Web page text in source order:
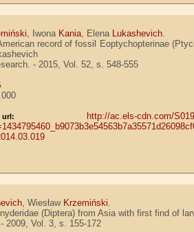
, Iwona Kania, Elena Lukashevich.
record of fossil Eoptychopterinae
- 2015, Vol. 52, s. 548-555
url:
http://ac.els-cdn.com/
, Wiesław Krzemiński.
(Diptera) from Asia with first find of
2009, Vol. 3, s. 155-172